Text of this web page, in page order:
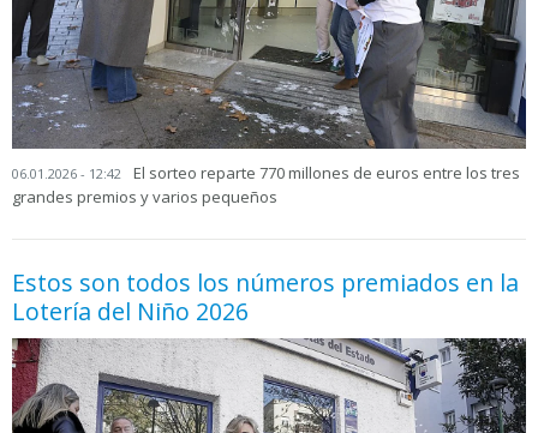
06.01.2026 - 12:42
El sorteo reparte 770 millones de euros entre los tres
grandes premios y varios pequeños
Estos son todos los números premiados en la
Lotería del Niño 2026